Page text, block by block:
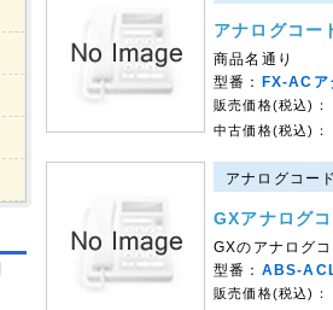
アナログコー
商品名通り
型番：
FX-ACア
販売価格(税込)：
中古価格(税込)：
アナログコー
GXアナログ
GXのアナログ
型番： ABS-
販売価格(税込)：